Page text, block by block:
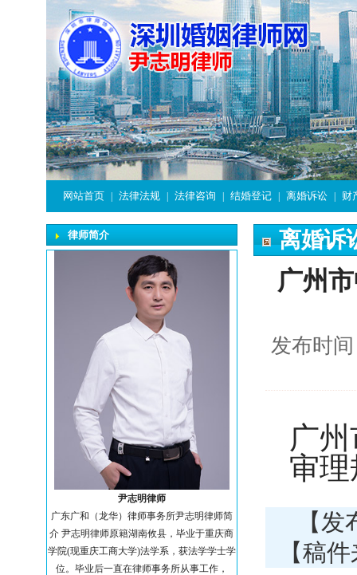
网站首页 法律法规 法律咨询 结婚登记 离婚诉讼 财
律师简介
尹志明律师
广东广和（龙华）律师事务所尹志明律师简
介 尹志明律师原籍湖南攸县，毕业于重庆商
学院(现重庆工商大学)法学系，获法学学士学
位。毕业后一直在律师事务所从事工作，
离婚诉
广州
发布时
广
审
【
【稿